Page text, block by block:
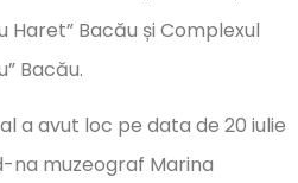
Haret” Bacău și Complexul
Bacău.
a avut loc pe data de 20 iulie
na muzeograf Marina